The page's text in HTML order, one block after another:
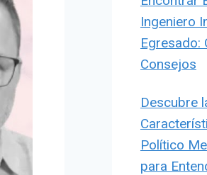
Ingeniero
Egresado:
Consejos
Descubre
Político
para